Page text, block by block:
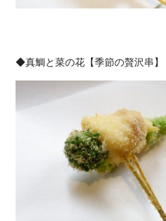
◆真鯛と菜の花【季節の贅沢串】